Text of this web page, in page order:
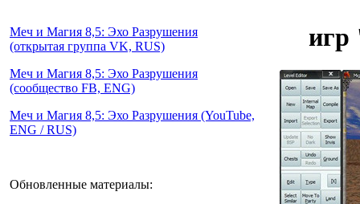
Меч и Магия 8,5: Эхо Разрушения
(открытая группа VK, RUS)
Меч и Магия 8,5: Эхо Разрушения
(сообщество FB, ENG)
Меч и Магия 8,5: Эхо Разрушения (YouTube,
ENG / RUS)
Обновленные материалы: